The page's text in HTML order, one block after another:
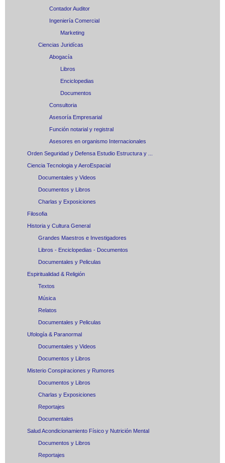
Contador Auditor
Ingeniería Comercial
Marketing
Ciencias Juridícas
Abogacía
Libros
Enciclopedias
Documentos
Consultoria
Asesoría Empresarial
Función notarial y registral
Asesores en organismo Internacionales
Orden Seguridad y Defensa Estudio Estructura y ...
Ciencia Tecnologia y AeroEspacial
Documentales y Videos
Documentos y Libros
Charlas y Exposiciones
Filosofia
Historia y Cultura General
Grandes Maestros e Investigadores
Libros - Enciclopedias - Documentos
Documentales y Peliculas
Espiritualidad & Religión
Textos
Música
Relatos
Documentales y Peliculas
Ufología & Paranormal
Documentales y Videos
Documentos y Libros
Misterio Conspiraciones y Rumores
Documentos y Libros
Charlas y Exposiciones
Reportajes
Documentales
Salud Acondicionamiento Físico y Nutrición Mental
Documentos y Libros
Reportajes